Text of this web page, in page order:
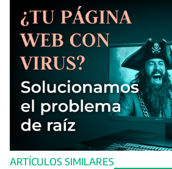
ARTÍCULOS SIMILARES